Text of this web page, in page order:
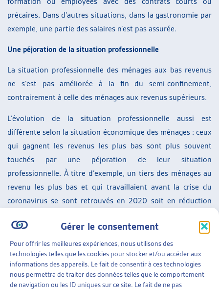
Gérer le consentement
Pour offrir les meilleures expériences, nous utilisons des
technologies telles que les cookies pour stocker et/ou accéder aux
informations des appareils. Le fait de consentir à ces technologies
nous permettra de traiter des données telles que le comportement
de navigation ou les ID uniques sur ce site. Le fait de ne pas
précaires. Dans d’autres situations, dans la gastronomie par
exemple, une partie des salaires n’est pas assurée.
Une péjoration de la situation professionnelle
La situation professionnelle des ménages aux bas revenus
ne s’est pas améliorée à la fin du semi-confinement,
contrairement à celle des ménages aux revenus supérieurs.
L’évolution de la situation professionnelle aussi est
différente selon la situation économique des ménages : ceux
qui gagnent les revenus les plus bas sont plus souvent
touchés par une péjoration de leur situation
professionnelle. À titre d’exemple, un tiers des ménages au
revenu les plus bas et qui travaillaient avant la crise du
coronavirus se sont retrouvés en 2020 soit en réduction
de revenu de 16’000 et plus, ils sont un sixième à se
retrouver dans cette situation.
Des dépenses incompressibles qui dépassent les revenus
L’étude du KOF se penche aussi sur l’évolution des dépenses